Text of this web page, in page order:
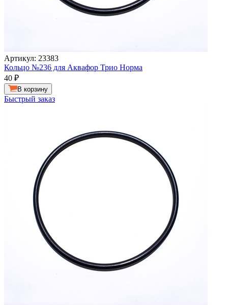
Артикул: 23383
Кольцо №236 для Аквафор Трио Норма
40 ₽
В корзину
Быстрый заказ